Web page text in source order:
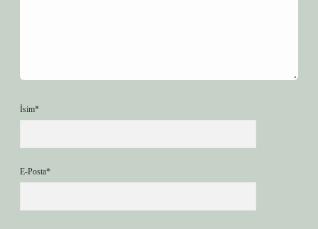
İsim*
E-Posta*